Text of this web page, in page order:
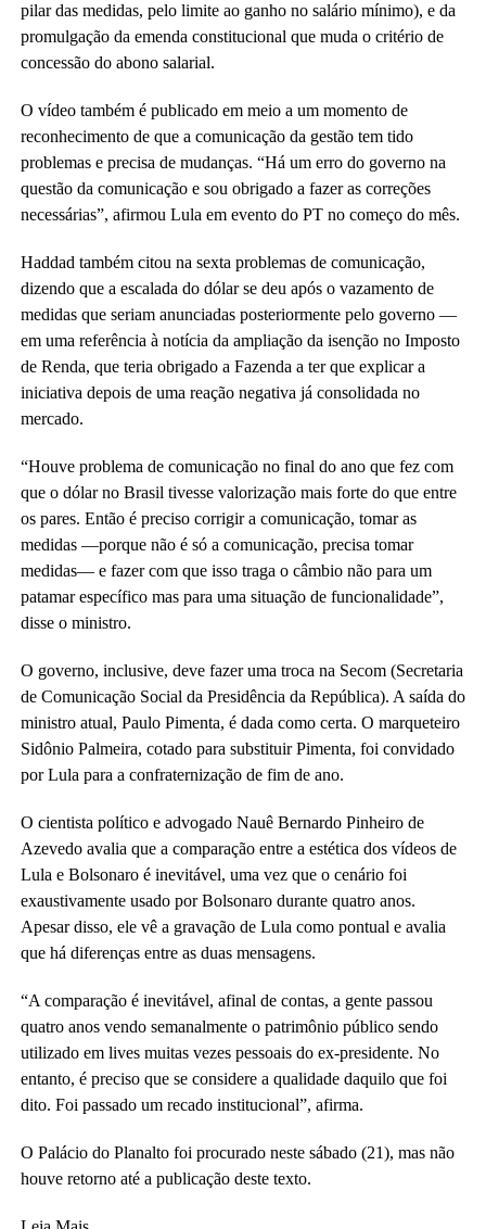
pilar das medidas, pelo limite ao ganho no salário mínimo), e da
promulgação da emenda constitucional que muda o critério de
concessão do abono salarial.
O vídeo também é publicado em meio a um momento de
reconhecimento de que a comunicação da gestão tem tido
problemas e precisa de mudanças. “Há um erro do governo na
questão da comunicação e sou obrigado a fazer as correções
necessárias”, afirmou Lula em evento do PT no começo do mês.
Haddad também citou na sexta problemas de comunicação,
dizendo que a escalada do dólar se deu após o vazamento de
medidas que seriam anunciadas posteriormente pelo governo —
em uma referência à notícia da ampliação da isenção no Imposto
de Renda, que teria obrigado a Fazenda a ter que explicar a
iniciativa depois de uma reação negativa já consolidada no
mercado.
“Houve problema de comunicação no final do ano que fez com
que o dólar no Brasil tivesse valorização mais forte do que entre
os pares. Então é preciso corrigir a comunicação, tomar as
medidas —porque não é só a comunicação, precisa tomar
medidas— e fazer com que isso traga o câmbio não para um
patamar específico mas para uma situação de funcionalidade”,
disse o ministro.
O governo, inclusive, deve fazer uma troca na Secom (Secretaria
de Comunicação Social da Presidência da República). A saída do
ministro atual, Paulo Pimenta, é dada como certa. O marqueteiro
Sidônio Palmeira, cotado para substituir Pimenta, foi convidado
por Lula para a confraternização de fim de ano.
O cientista político e advogado Nauê Bernardo Pinheiro de
Azevedo avalia que a comparação entre a estética dos vídeos de
Lula e Bolsonaro é inevitável, uma vez que o cenário foi
exaustivamente usado por Bolsonaro durante quatro anos.
Apesar disso, ele vê a gravação de Lula como pontual e avalia
que há diferenças entre as duas mensagens.
“A comparação é inevitável, afinal de contas, a gente passou
quatro anos vendo semanalmente o patrimônio público sendo
utilizado em lives muitas vezes pessoais do ex-presidente. No
entanto, é preciso que se considere a qualidade daquilo que foi
dito. Foi passado um recado institucional”, afirma.
O Palácio do Planalto foi procurado neste sábado (21), mas não
houve retorno até a publicação deste texto.